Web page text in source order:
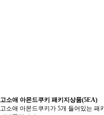
고소애 아몬드쿠키 패키지상품(5EA)
고소애 아몬드쿠키가 5개 들어있는 패키